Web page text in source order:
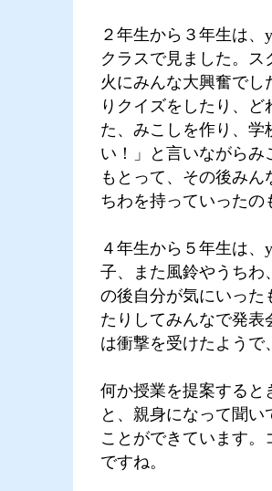
２年生から３年生は、
クラスで見ました。
火にみんな大興奮で
りクイズをしたり、
た、みこしを作り、
い！」と言いながら
もとって、その後み
ちわを持っていったの
４年生から５年生は、
子、また風鈴やうちわ
の後自分が気にいった
たりしてみんなで発
は衝撃を受けたよう
何か授業を提案すると
と、親身になって聞
ことができています
ですね。